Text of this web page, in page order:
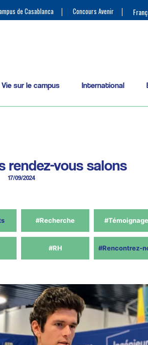
de Casablanca Concours Avenir
Vie sur le campus International
rendez-vous salons
17/09/2024
#Recherche
#RH #Rencontrez-